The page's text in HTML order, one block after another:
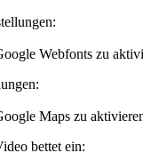
Webfonts zu
Maps zu
bettet ein: